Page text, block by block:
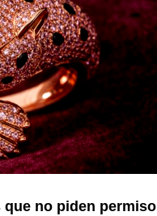
que no piden permiso